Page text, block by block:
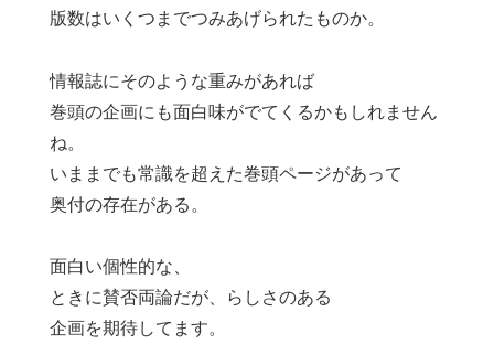
版数はいくつまでつみあげられたものか。
情報誌にそのような重みがあれば
巻頭の企画にも面白味がでてくるかもしれません
ね。
いままでも常識を超えた巻頭ページがあって
奥付の存在がある。
面白い個性的な、
ときに賛否両論だが、らしさのある
企画を期待してます。